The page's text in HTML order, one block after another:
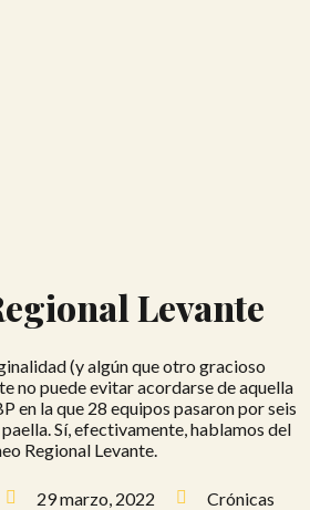
Levante
(y algún que otro gracioso
no puede evitar acordarse de aquella
en la que 28 equipos pasaron por seis
Sí, efectivamente, hablamos del
Regional Levante.
29 marzo, 2022 Crónicas